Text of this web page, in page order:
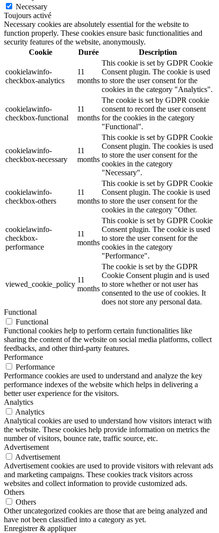
Necessary
Toujours activé
Necessary cookies are absolutely essential for the website to
function properly. These cookies ensure basic functionalities and
security features of the website, anonymously.
Cookie
Durée Description
cookielawinfo-
checkbox-analytics
11
months
This cookie is set by GDPR Cookie
Consent plugin. The cookie is used
to store the user consent for the
cookies in the category "Analytics".
cookielawinfo-
checkbox-functional
11
months
The cookie is set by GDPR cookie
consent to record the user consent
for the cookies in the category
"Functional".
cookielawinfo-
checkbox-necessary
11
months
This cookie is set by GDPR Cookie
Consent plugin. The cookies is used
to store the user consent for the
cookies in the category
"Necessary".
cookielawinfo-
checkbox-others
11
months
This cookie is set by GDPR Cookie
Consent plugin. The cookie is used
to store the user consent for the
cookies in the category "Other.
cookielawinfo-
checkbox-
performance
11
months
This cookie is set by GDPR Cookie
Consent plugin. The cookie is used
to store the user consent for the
cookies in the category
"Performance".
viewed_cookie_policy
11
months
The cookie is set by the GDPR
Cookie Consent plugin and is used
to store whether or not user has
consented to the use of cookies. It
does not store any personal data.
Functional
Functional
Functional cookies help to perform certain functionalities like
sharing the content of the website on social media platforms, collect
feedbacks, and other third-party features.
Performance
Performance
Performance cookies are used to understand and analyze the key
performance indexes of the website which helps in delivering a
better user experience for the visitors.
Analytics
Analytics
Analytical cookies are used to understand how visitors interact with
the website. These cookies help provide information on metrics the
number of visitors, bounce rate, traffic source, etc.
Advertisement
Advertisement
Advertisement cookies are used to provide visitors with relevant ads
and marketing campaigns. These cookies track visitors across
websites and collect information to provide customized ads.
Others
Others
Other uncategorized cookies are those that are being analyzed and
have not been classified into a category as yet.
Enregistrer & appliquer